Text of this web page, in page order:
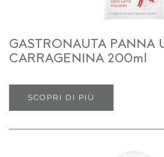
GASTRONAUTA PANNA
CARRAGENINA 200ml
SCOPRI DI PIÙ